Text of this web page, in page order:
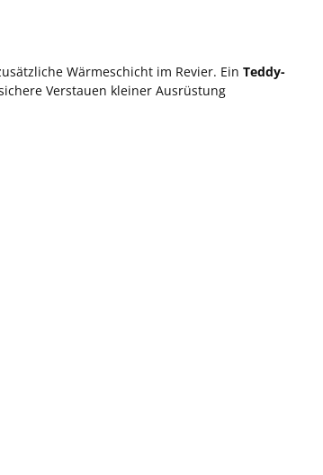
Wärmeschicht im Revier. Ein Teddy-
Verstauen kleiner Ausrüstung